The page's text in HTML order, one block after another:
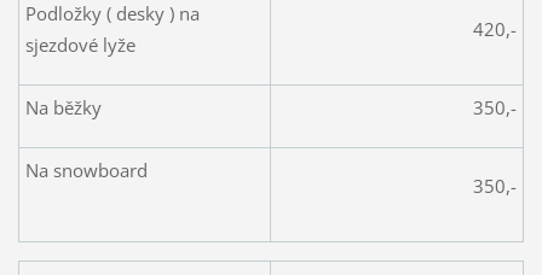
Podložky ( desky ) na
sjezdové lyže
420,-
Na běžky 350,-
Na snowboard
350,-